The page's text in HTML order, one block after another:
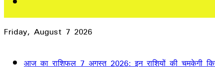
Friday, August 7 2026
आज का राशिफल 7 अगस्त 2026: इन राशियों की चमकेगी